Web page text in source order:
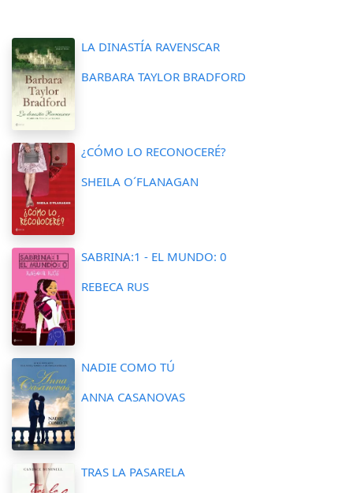
LA DINASTÍA RAVENSCAR
BARBARA TAYLOR BRADFORD
¿CÓMO LO RECONOCERÉ?
SHEILA O´FLANAGAN
SABRINA:1 - EL MUNDO: 0
REBECA RUS
NADIE COMO TÚ
ANNA CASANOVAS
TRAS LA PASARELA